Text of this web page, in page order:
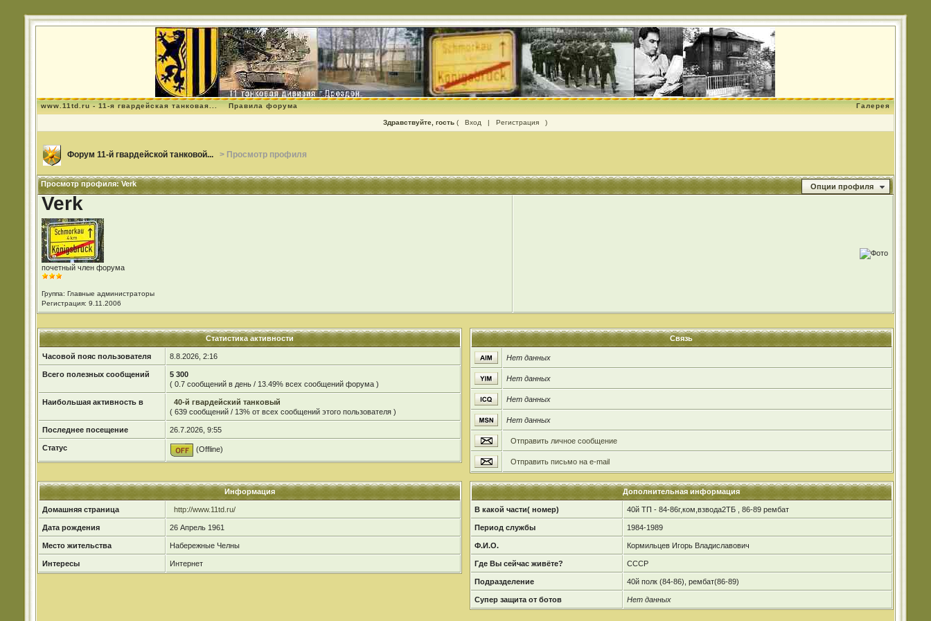
www.11td.ru - 11-я гвардейская танковая... Правила форума Галерея
Здравствуйте, гость ( Вход | Регистрация )
Форум 11-й гвардейской танковой... > Просмотр профиля
Опции профиля
Просмотр профиля: Verk
Verk
почетный член форума
Группа: Главные администраторы
Регистрация: 9.11.2006
Статистика активности
Часовой пояс пользователя 8.8.2026, 2:16
Всего полезных сообщений
5 300
( 0.7 сообщений в день / 13.49% всех сообщений форума )
Наибольшая активность в
40-й гвардейский танковый
( 639 сообщений / 13% от всех сообщений этого пользователя )
Последнее посещение 26.7.2026, 9:55
Статус (Offline)
Связь
Нет данных
Нет данных
Нет данных
Нет данных
Отправить личное сообщение
Отправить письмо на e-mail
Информация
Домашняя страница http://www.11td.ru/
Дата рождения 26 Апрель 1961
Место жительства Набережные Челны
Интересы Интернет
Дополнительная информация
В какой части( номер) 40й ТП - 84-86г,ком,взвода2ТБ , 86-89 рембат
Период службы 1984-1989
Ф.И.О. Кормильцев Игорь Владиславович
Где Вы сейчас живёте? СССР
Подразделение 40й полк (84-86), рембат(86-89)
Супер защита от ботов Нет данных